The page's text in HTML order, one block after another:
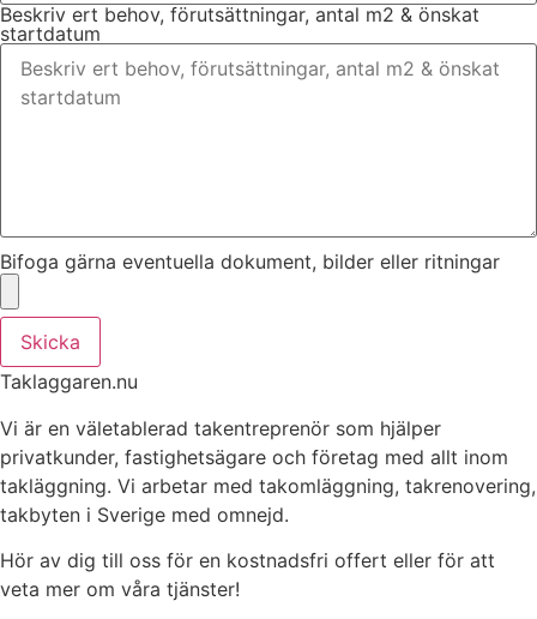
Beskriv ert behov, förutsättningar, antal m2 & önskat
startdatum
Bifoga gärna eventuella dokument, bilder eller ritningar
Skicka
Taklaggaren.nu
Vi är en väletablerad takentreprenör som hjälper
privatkunder, fastighetsägare och företag med allt inom
takläggning. Vi arbetar med takomläggning, takrenovering,
takbyten i Sverige med omnejd.
Hör av dig till oss för en kostnadsfri offert eller för att
veta mer om våra tjänster!